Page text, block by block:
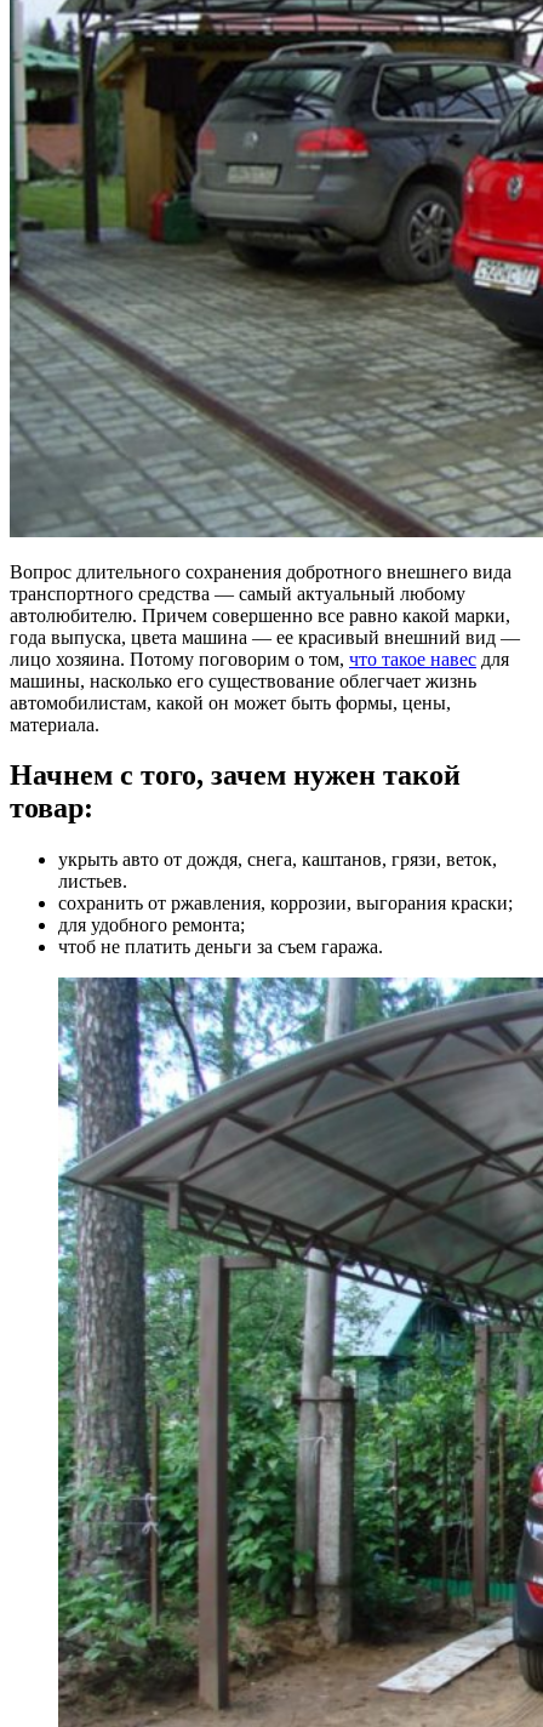
Вопрос длительного сохранения добротного внешнего вида
транспортного средства — самый актуальный любому
автолюбителю. Причем совершенно все равно какой марки,
года выпуска, цвета машина — ее красивый внешний вид —
лицо хозяина. Потому поговорим о том, что такое навес для
машины, насколько его существование облегчает жизнь
автомобилистам, какой он может быть формы, цены,
материала.
Начнем с того, зачем нужен такой
товар:
укрыть авто от дождя, снега, каштанов, грязи, веток,
листьев.
сохранить от ржавления, коррозии, выгорания краски;
для удобного ремонта;
чтоб не платить деньги за съем гаража.